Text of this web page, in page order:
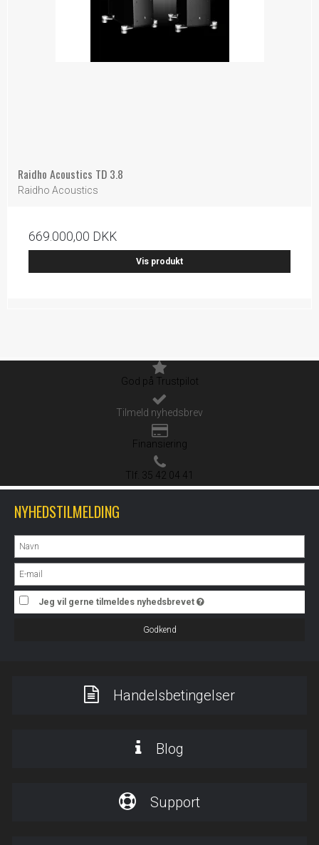
Raidho Acoustics TD 3.8
Raidho Acoustics
669.000,00 DKK
Vis produkt
God på Trustpilot
Tilmeld nyhedsbrev
Finansiering
Tlf. 35 42 04 41
NYHEDSTILMELDING
Jeg vil gerne tilmeldes nyhedsbrevet
Godkend
Handelsbetingelser
Blog
Support